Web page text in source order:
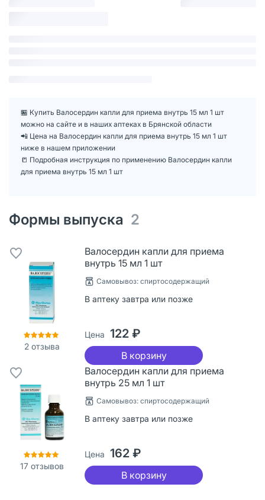
🏪 Купить Валосердин капли для приема внутрь 15 мл 1 шт
можно на сайте и в наших аптеках в Брянской области
📲 Цена на Валосердин капли для приема внутрь 15 мл 1 шт
ниже в нашем приложении
📒 Подробная инструкция по применению Валосердин капли
для приема внутрь 15 мл 1 шт
Формы выпуска 2
2 отзыва
Валосердин капли для приема
внутрь 15 мл 1 шт
Cамовывоз: спиртосодержащий
В аптеку завтра или позже
Цена 122 ₽
В корзину
17 отзывов
Валосердин капли для приема
внутрь 25 мл 1 шт
Cамовывоз: спиртосодержащий
В аптеку завтра или позже
Цена 162 ₽
В корзину